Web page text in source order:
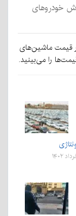
خودروهای
قیمت ماشین‌های
را می‌بینید.